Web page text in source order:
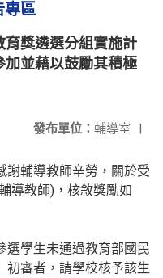
專區
獎遴選分組實施計
加並藉以鼓勵其積極
發布單位： 輔導室 |
謝輔導教師辛勞，關於受
導教師)，核敘獎勵如
選學生未通過教育部國民
初審者，請學校核予該生